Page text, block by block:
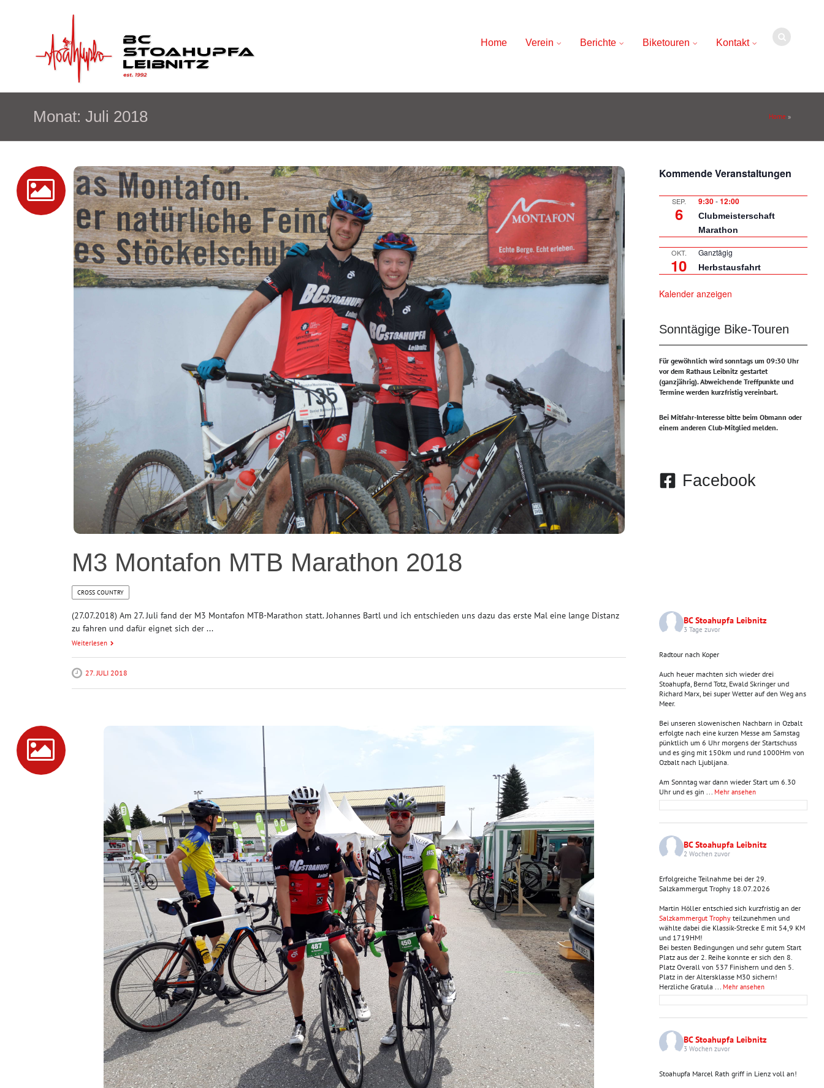
Home Verein Berichte Biketouren Kontakt
content
Monat: Juli 2018 Home »
M3 Montafon MTB Marathon 2018
CROSS COUNTRY
(27.07.2018) Am 27. Juli fand der M3 Montafon MTB-Marathon statt. Johannes Bartl und ich entschieden uns dazu das erste Mal eine lange Distanz
zu fahren und dafür eignet sich der ...
Weiterlesen
27. JULI 2018
Kommende Veranstaltungen
SEP.
6
9:30-12:00
Clubmeisterschaft
Marathon
OKT.
10
Ganztägig
Herbstausfahrt
Kalender anzeigen
Sonntägige Bike-Touren
Für gewöhnlich wird sonntags um 09:30 Uhr
vor dem Rathaus Leibnitz gestartet
(ganzjährig).Abweichende Treffpunkte und
Termine werden kurzfristig vereinbart.
Bei Mitfahr-Interesse bitte beim Obmann oder
einem anderen Club-Mitglied melden.
Facebook
BC Stoahupfa Leibnitz
3 Tage zuvor
Radtour nach Koper
Auch heuer machten sich wieder drei
Stoahupfa, Bernd Totz, Ewald Skringer und
Richard Marx, bei super Wetter auf den Weg ans
Meer.
Bei unseren slowenischen Nachbarn in Ozbalt
erfolgte nach eine kurzen Messe am Samstag
pünktlich um 6 Uhr morgens der Startschuss
und es ging mit 150km und rund 1000Hm von
Ozbalt nach Ljubljana.
Am Sonntag war dann wieder Start um 6.30
Uhr und es gin ... Mehr ansehen
BC Stoahupfa Leibnitz
2 Wochen zuvor
Erfolgreiche Teilnahme bei der 29.
Salzkammergut Trophy 18.07.2026
Martin Höller entschied sich kurzfristig an der
Salzkammergut Trophy teilzunehmen und
wählte dabei die Klassik-Strecke E mit 54,9 KM
und 1719HM!
Bei besten Bedingungen und sehr gutem Start
Platz aus der 2. Reihe konnte er sich den 8.
Platz Overall von 537 Finishern und den 5.
Platz in der Altersklasse M30 sichern!
Herzliche Gratula ... Mehr ansehen
BC Stoahupfa Leibnitz
3 Wochen zuvor
Stoahupfa Marcel Rath griff in Lienz voll an!